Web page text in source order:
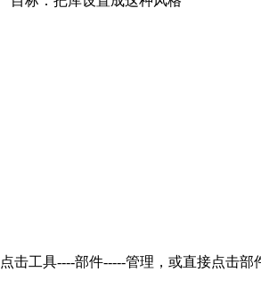
点击工具----部件-----管理，或直接点击部